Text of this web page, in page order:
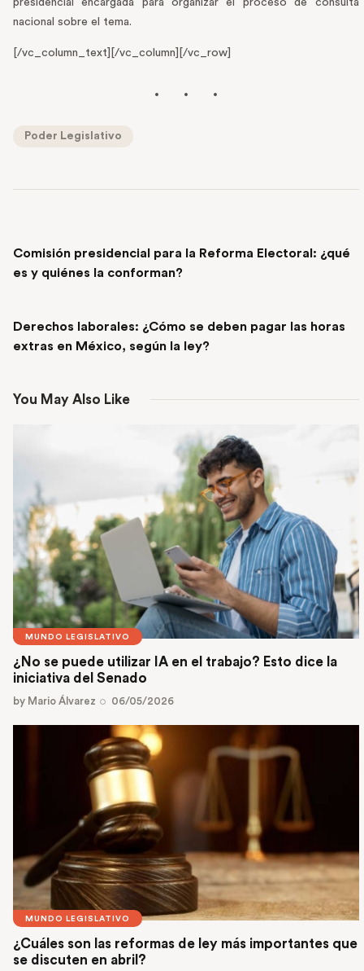
presidencial encargada para organizar el proceso de consulta
nacional sobre el tema.
[/vc_column_text][/vc_column][/vc_row]
Poder Legislativo
Comisión presidencial para la Reforma Electoral: ¿qué
es y quiénes la conforman?
Derechos laborales: ¿Cómo se deben pagar las horas
extras en México, según la ley?
You May Also Like
MUNDO LEGISLATIVO
¿No se puede utilizar IA en el trabajo? Esto dice la
iniciativa del Senado
by Mario Álvarez 06/05/2026
MUNDO LEGISLATIVO
¿Cuáles son las reformas de ley más importantes que
se discuten en abril?